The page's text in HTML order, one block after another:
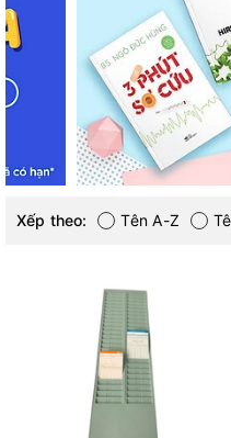
Xếp theo: Tên A-Z